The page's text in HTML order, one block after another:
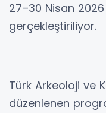
27–30 Nisan
gerçekleştiriliyor.
Türk Arkeoloji ve
düzenlenen